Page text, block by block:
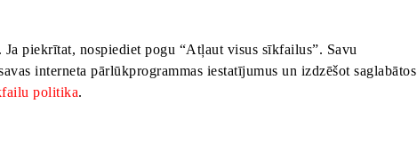
piekrītat, nospiediet pogu “Atļaut visus sīkfailus”. Savu
interneta pārlūkprogrammas iestatījumus un izdzēšot saglabātos
politika.